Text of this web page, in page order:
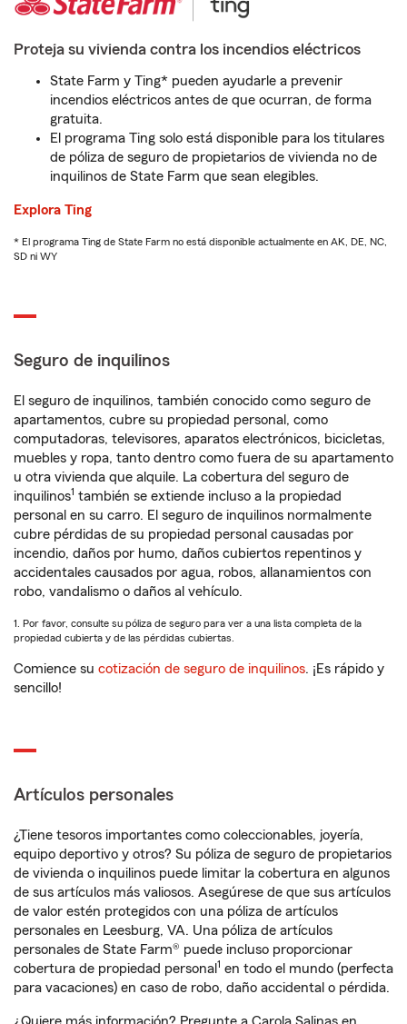
Proteja su vivienda contra los incendios eléctricos
State Farm y Ting* pueden ayudarle a prevenir
incendios eléctricos antes de que ocurran, de forma
gratuita.
El programa Ting solo está disponible para los titulares
de póliza de seguro de propietarios de vivienda no de
inquilinos de State Farm que sean elegibles.
Explora Ting
* El programa Ting de State Farm no está disponible actualmente en AK, DE, NC,
SD ni WY
Seguro de inquilinos
El seguro de inquilinos, también conocido como seguro de
apartamentos, cubre su propiedad personal, como
computadoras, televisores, aparatos electrónicos, bicicletas,
muebles y ropa, tanto dentro como fuera de su apartamento
u otra vivienda que alquile. La cobertura del seguro de
inquilinos1 también se extiende incluso a la propiedad
personal en su carro. El seguro de inquilinos normalmente
cubre pérdidas de su propiedad personal causadas por
incendio, daños por humo, daños cubiertos repentinos y
accidentales causados por agua, robos, allanamientos con
robo, vandalismo o daños al vehículo.
1. Por favor, consulte su póliza de seguro para ver a una lista completa de la
propiedad cubierta y de las pérdidas cubiertas.
Comience su cotización de seguro de inquilinos. ¡Es rápido y
sencillo!
Artículos personales
¿Tiene tesoros importantes como coleccionables, joyería,
equipo deportivo y otros? Su póliza de seguro de propietarios
de vivienda o inquilinos puede limitar la cobertura en algunos
de sus artículos más valiosos. Asegúrese de que sus artículos
de valor estén protegidos con una póliza de artículos
personales en Leesburg, VA. Una póliza de artículos
personales de State Farm® puede incluso proporcionar
cobertura de propiedad personal 1 en todo el mundo (perfecta
para vacaciones) en caso de robo, daño accidental o pérdida.